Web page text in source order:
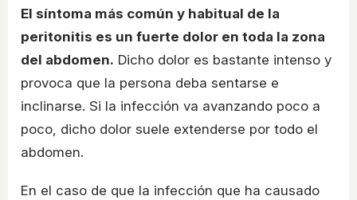
El síntoma más común y habitual de la
peritonitis es un fuerte dolor en toda la zona
del abdomen. Dicho dolor es bastante intenso y
provoca que la persona deba sentarse e
inclinarse. Si la infección va avanzando poco a
poco, dicho dolor suele extenderse por todo el
abdomen.
En el caso de que la infección que ha causado